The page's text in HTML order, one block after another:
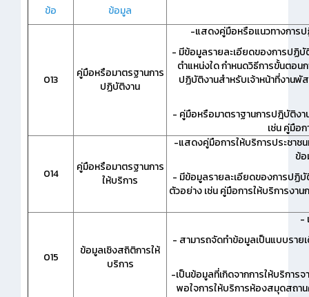
ข้อ ข้อมูล
013
คู่มือหรือมาตรฐานการ
ปฏิบัติงาน
-แสดงคู่มือหรือแนวทางการป
- มีข้อมูลรายละเอียดของการปฏิ
ตำแหน่งใด กำหนดวิธีการขั้นตอน
ปฏิบัติงานสำหรับเจ้าหน้าที่งานพั
- คู่มือหรือมาตราฐานการปฎิบัติง
เช่น คู่มือ
014
คู่มือหรือมาตรฐานการ
ให้บริการ
-แสดงคู่มือการให้บริการประชา
ข้
- มีข้อมูลรายละเอียดของการปฏิ
ตัวอย่าง เช่น คู่มือการให้บริการงา
015
ข้อมูลเชิงสถิติการให้
บริการ
-
- สามารถจัดทำข้อมูลเป็นแบบราย
-เป็นข้อมูลที่เกิดจากการให้บริการ
พอใจการให้บริการห้องสมุดสถา